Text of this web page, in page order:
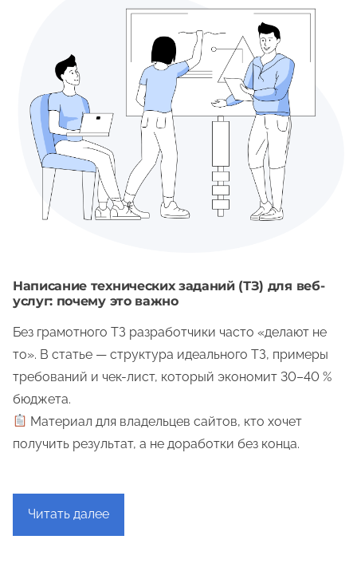
Написание технических заданий (ТЗ) для веб-
услуг: почему это важно
Без грамотного ТЗ разработчики часто «делают не
то». В статье — структура идеального ТЗ, примеры
требований и чек-лист, который экономит 30–40 %
бюджета.
Материал для владельцев сайтов, кто хочет
получить результат, а не доработки без конца.
Читать далее